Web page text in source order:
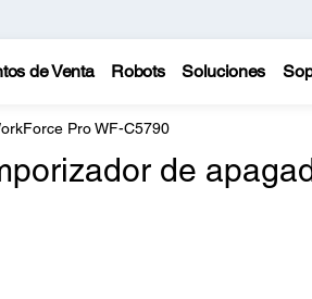
de Venta Robots Soluciones
Pro WF-C5790
de